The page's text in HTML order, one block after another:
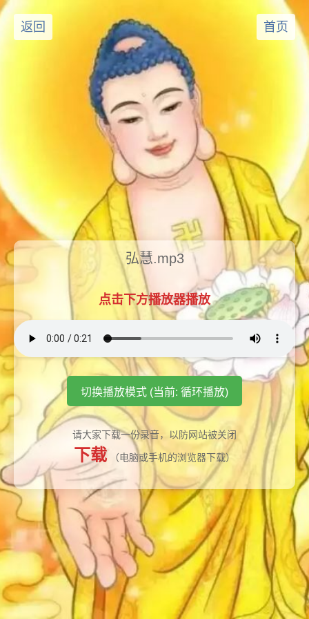
返回 首页
弘慧.mp3
点击下方播放器播放
切换播放模式 (当前: 循环播放)
请大家下载一份录音，以防网站被关闭
下载 （电脑或手机的浏览器下载）